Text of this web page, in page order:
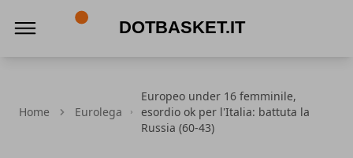
Home Eurolega
Europeo under 16 femminile,
esordio ok per l'Italia: battuta la
Russia (60-43)